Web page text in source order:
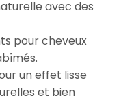
avec des
pour cheveux
un effet lisse
et bien